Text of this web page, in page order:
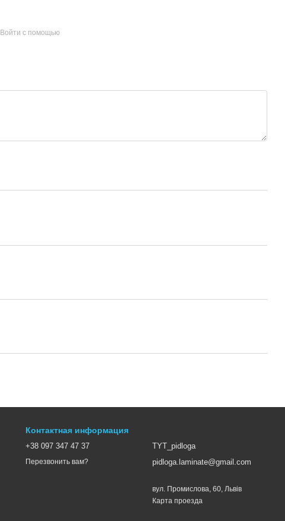
Войти с помощью
Контактная информация
+38 097 347 47 37
Перезвонить вам?
TYT_pidloga
pidloga.laminate@gmail.com
вул. Промислова, 60, Львів
Карта проезда